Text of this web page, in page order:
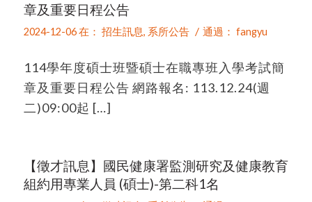
章及重要日程公告
2024-12-06 在： 招生訊息, 系所公告 / 通過： fangyu
114學年度碩士班暨碩士在職專班入學考試簡
章及重要日程公告 網路報名: 113.12.24(週
二)09:00起 […]
【徵才訊息】國民健康署監測研究及健康教育
組約用專業人員 (碩士)-第二科1名